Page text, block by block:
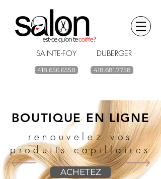
SAINTE-FOY DUBERGER
418.656.6558 418.681.7758
BOUTIQUE EN LIGNE
renouvelez vos
produits capillaires
ACHETEZ